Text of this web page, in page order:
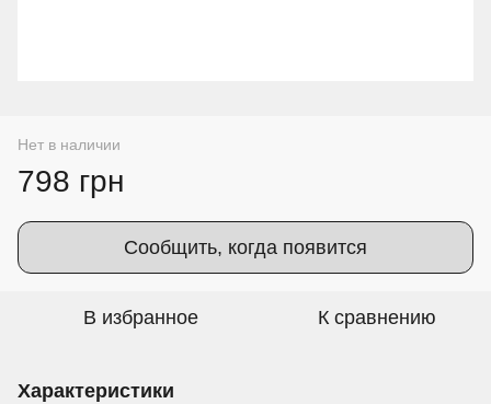
Нет в наличии
798 грн
Сообщить, когда появится
В избранное К сравнению
Характеристики